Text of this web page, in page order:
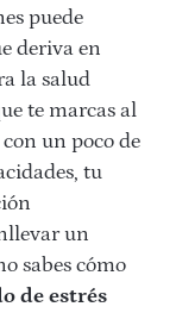
puede
deriva en
la salud
te marcas al
un poco de
tu
un
sabes cómo
de estrés